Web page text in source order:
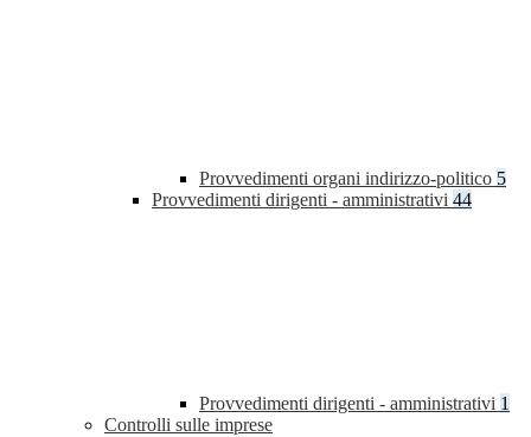
Provvedimenti organi indirizzo-politico 5
Provvedimenti dirigenti - amministrativi 44
Provvedimenti dirigenti - amministrativi 1
Controlli sulle imprese